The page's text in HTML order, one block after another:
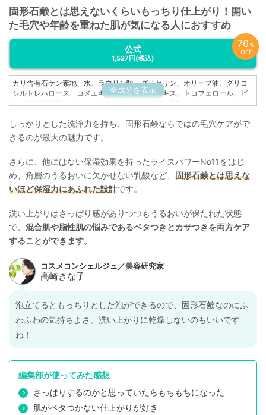
固形石鹸とは思えないくらいもっちり仕上がり！開い
た毛穴や年齢を重ねた肌が気になる人におすすめ
公式
1,527円(税込)
76 ％
OFF
全成分を表示
カリ含有石ケン素地、水、ラウリン酸、グリセリン、オリーブ油、グリコ
シルトレハロース、コメエキス、ダイズ発酵エキス、トコフェロール、ビ
フィズス菌発酵エキス、ポリクオタニウム－51、BG、エタノール、クエン
ノキシエタノール、メチルパラベン
しっかりとした洗浄力を持ち、固形石鹸ならではの毛穴ケアがで
きるのが最大の魅力です。
さらに、他にはない保湿効果を持ったライスパワーNo11をはじ
め、角層のうるおいに欠かせない乳酸など、 固形石鹸とは思えな
いほど保湿力にあふれた設計です。
洗い上がりはさっぱり感がありつつもうるおいが保たれた状態
で、 混合肌や脂性肌の悩みであるベタつきとカサつきを両方ケア
することができます。
泡立てるともっちりとした泡ができるので、固形石鹸なのにふ
わふわの気持ちよさ。洗い上がりに乾燥しないのもいいです
ね！
編集部が使ってみた感想
さっぱりするのかと思っていたらもちもちになった
肌がベタつかない仕上がりが好き